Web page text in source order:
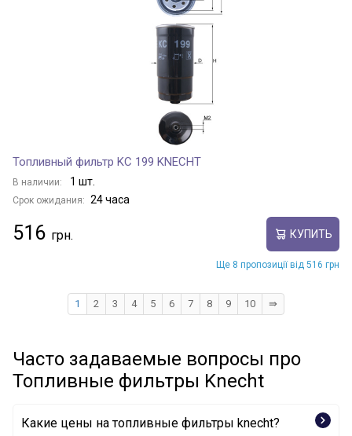
Топливный фильтр KC 199 KNECHT
В наличии: 1 шт.
Срок ожидания: 24 часа
516 КУПИТЬ
Ще 8 пропозиції від 516 грн
1 2 3 4 5 6 7 8 9 10 ⇛
Часто задаваемые вопросы про
Топливные фильтры Knecht
Какие цены на топливные фильтры knecht?